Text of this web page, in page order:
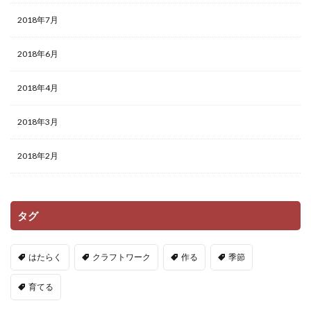
2018年7月
2018年6月
2018年4月
2018年3月
2018年2月
タグ
はたらく クラフトワーク 作る 季節
育てる